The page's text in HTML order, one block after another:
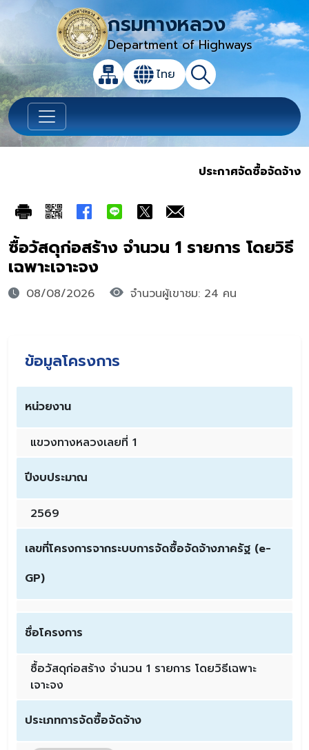
กรมทางหลวง
Department of Highways
แผนผังเว็บไซต์
เปลี่ยนภาษา
ไทย ค้นหา
เปิดกล่องค้นหาข้อมูลหลักของเว็บไซต์
ประกาศจัดซื้อจัดจ้าง
ซื้อวัสดุก่อสร้าง จำนวน 1 รายการ โดยวิธี
เฉพาะเจาะจง
08/08/2026 จำนวนผู้เขาชม: 24 คน
ข้อมูลโครงการ
หน่วยงาน
แขวงทางหลวงเลยที่ 1
ปีงบประมาณ
2569
เลขที่โครงการจากระบบการจัดซื้อจัดจ้างภาครัฐ (e-
GP)
ชื่อโครงการ
ซื้อวัสดุก่อสร้าง จำนวน 1 รายการ โดยวิธีเฉพาะ
เจาะจง
ประเภทการจัดซื้อจัดจ้าง